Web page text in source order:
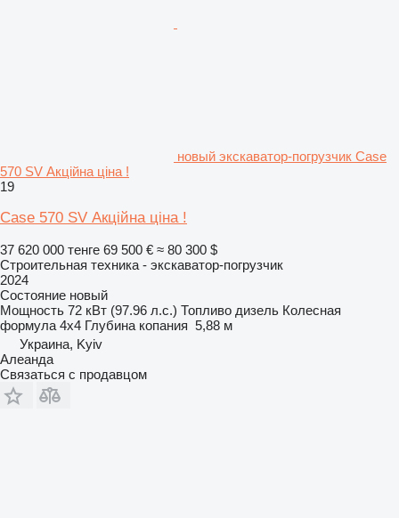
новый экскаватор-погрузчик Case
570 SV Акційна ціна !
19
Case 570 SV Акційна ціна !
37 620 000 тенге 69 500 € ≈ 80 300 $
Строительная техника - экскаватор-погрузчик
2024
Состояние новый
Мощность 72 кВт (97.96 л.с.) Топливо дизель Колесная
формула 4x4 Глубина копания 5,88 м
Украина, Kyiv
Алеанда
Связаться с продавцом